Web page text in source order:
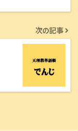
次の記事